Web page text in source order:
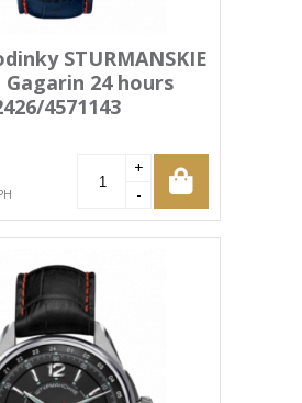
STURMANSKIE
24 hours
4571143
+
-